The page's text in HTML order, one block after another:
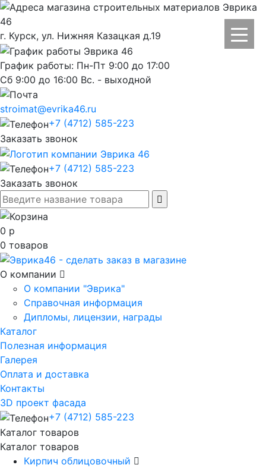
г. Курск, ул. Нижняя Казацкая д.19
График работы: Пн-Пт 9:00 до 17:00
Сб 9:00 до 16:00 Вс. - выходной
stroimat@evrika46.ru
+7 (4712) 585-223
Заказать звонок
+7 (4712) 585-223
Заказать звонок
0 р
0 товаров
О компании
О компании "Эврика"
Справочная информация
Дипломы, лицензии, награды
Каталог
Полезная информация
Галерея
Оплата и доставка
Контакты
3D проект фасада
+7 (4712) 585-223
Каталог товаров
Каталог товаров
Кирпич облицовочный